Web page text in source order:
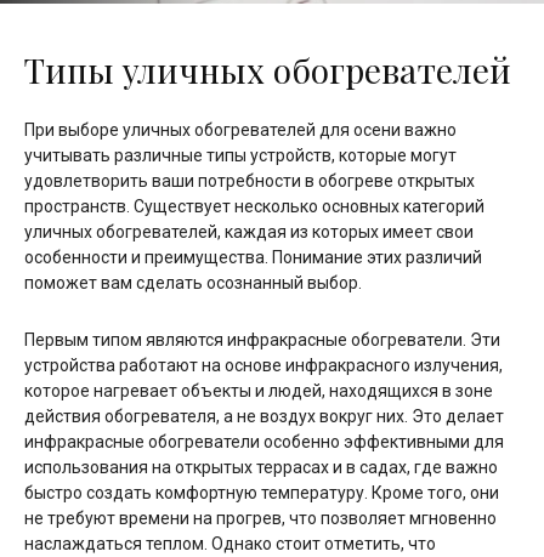
Типы уличных обогревателей
При выборе уличных обогревателей для осени важно
учитывать различные типы устройств, которые могут
удовлетворить ваши потребности в обогреве открытых
пространств. Существует несколько основных категорий
уличных обогревателей, каждая из которых имеет свои
особенности и преимущества. Понимание этих различий
поможет вам сделать осознанный выбор.
Первым типом являются инфракрасные обогреватели. Эти
устройства работают на основе инфракрасного излучения,
которое нагревает объекты и людей, находящихся в зоне
действия обогревателя, а не воздух вокруг них. Это делает
инфракрасные обогреватели особенно эффективными для
использования на открытых террасах и в садах, где важно
быстро создать комфортную температуру. Кроме того, они
не требуют времени на прогрев, что позволяет мгновенно
наслаждаться теплом. Однако стоит отметить, что